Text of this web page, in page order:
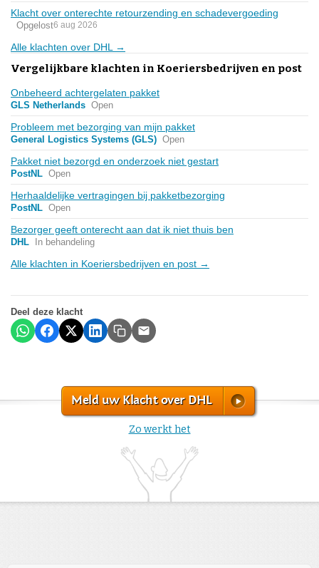
Klacht over onterechte retourzending en schadevergoeding
Opgelost6 aug 2026
Alle klachten over DHL →
Vergelijkbare klachten in Koeriersbedrijven en post
Onbeheerd achtergelaten pakket
GLS Netherlands Open
Probleem met bezorging van mijn pakket
General Logistics Systems (GLS) Open
Pakket niet bezorgd en onderzoek niet gestart
PostNL Open
Herhaaldelijke vertragingen bij pakketbezorging
PostNL Open
Bezorger geeft onterecht aan dat ik niet thuis ben
DHL In behandeling
Alle klachten in Koeriersbedrijven en post →
Deel deze klacht
Meld uw Klacht over DHL
Zo werkt het